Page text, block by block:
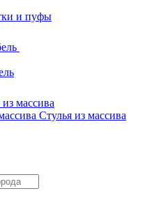
и пуфы
массива
Стулья из массива